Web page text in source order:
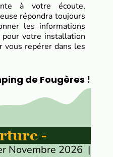
de Fougères !
à votre écoute,
répondra toujours
les informations
votre installation
vous repérer dans les
-
Novembre 2026 |